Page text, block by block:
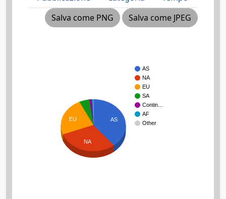
Salva come PNG
Salva come JPEG
AS
NA
EU
SA
Contin…
AF
Other
AS
EU
NA